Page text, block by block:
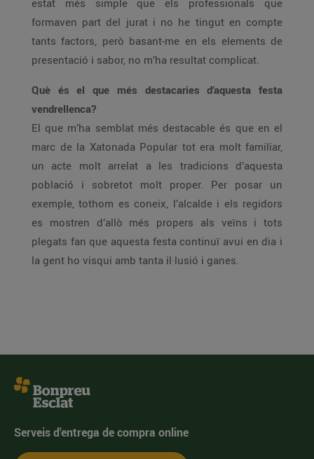
formaven part del jurat i no he tingut en compte
tants factors, però basant-me en els elements de
presentació i sabor, no m’ha resultat complicat.
Què és el que més destacaries d’aquesta festa
vendrellenca?
El que m’ha semblat més destacable és que en el
marc de la Xatonada Popular tot era molt familiar,
un acte molt arrelat a les tradicions d’aquesta
població i sobretot molt proper. Per posar un
exemple, tothom es coneix, l’alcalde i els regidors
es mostren d’allò més propers als veïns i tots
plegats fan que aquesta festa continuï avui en dia i
la gent ho visqui amb tanta il·lusió i ganes.
Serveis d'entrega de compra online